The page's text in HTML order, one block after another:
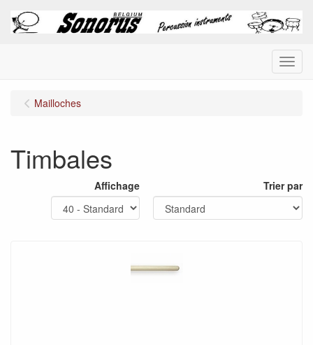
Menu
Mailloches
Timbales
Affichage Trier par